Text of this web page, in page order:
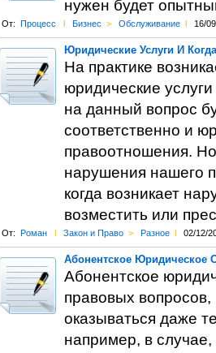
нужен будет
От: Процесс l Бизнес > Обслуживание l 16/
Юридические Услуги И
На практике
юридические
на данный вопрос
соответственно и
правоотношения.
нарушения нашего
когда возникает
возместить или
От: Роман l Закон и Право > Разное l 02/12/
Абонентское Юридическое
Абонентское
правовых вопросов,
оказываться даже
например, в